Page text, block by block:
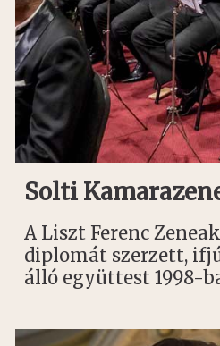
Solti
A Liszt Ferenc
diplomát szerzett,
álló együttest 1998-